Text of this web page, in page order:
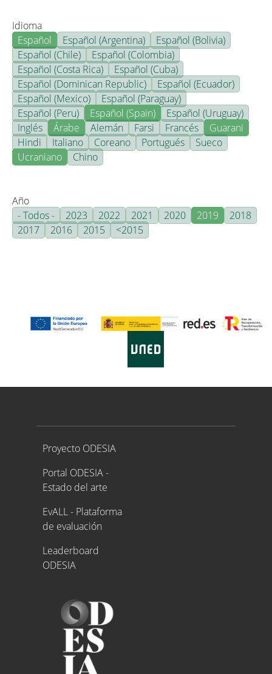
Idioma
Español
Español (Argentina)
Español (Bolivia)
Español (Chile)
Español (Colombia)
Español (Costa Rica)
Español (Cuba)
Español (Dominican Republic)
Español (Ecuador)
Español (Mexico)
Español (Paraguay)
Español (Peru)
Español (Spain)
Español (Uruguay)
Inglés
Árabe Alemán Farsi Francés
Guarani
Hindi
Italiano Coreano Portugués
Sueco
Ucraniano
Chino
Año
- Todos -
2023 2022 2021 2020 2019
2018
2017
2016 2015 <2015
Proyecto ODESIA
Proyecto ODESIA
Portal ODESIA -
Estado del arte
EvALL - Plataforma
de evaluación
Leaderboard
ODESIA